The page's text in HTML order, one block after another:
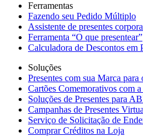
Ferramentas
Fazendo seu Pedido Múltiplo
Assistente de presentes
Ferramenta “O que presentear”
Calculadora de Descontos em
Soluções
Presentes com sua Marca
Cartões Comemorativos com a
Soluções de Presentes para
Campanhas de Presentes
Serviço de Solicitação de
Comprar Créditos na Loja